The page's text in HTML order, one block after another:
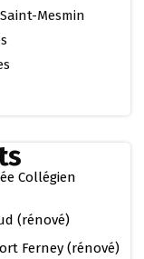
Mesmin
Collégien
(rénové)
Ferney (rénové)